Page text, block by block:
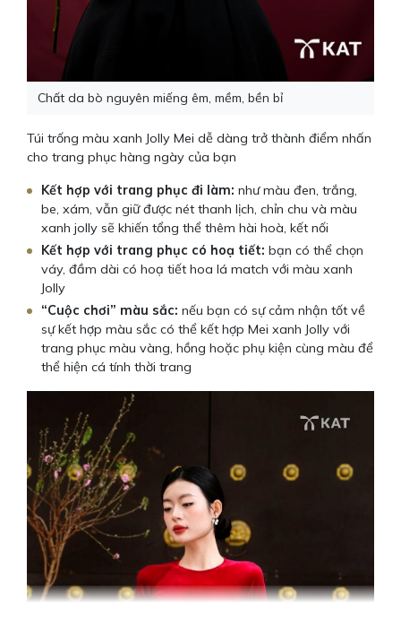
Chất da bò nguyên miếng êm, mềm, bền bỉ
Túi trống màu xanh Jolly Mei dễ dàng trở thành điểm nhấn
cho trang phục hàng ngày của bạn
Kết hợp với trang phục đi làm: như màu đen, trắng,
be, xám, vẫn giữ được nét thanh lịch, chỉn chu và màu
xanh jolly sẽ khiến tổng thể thêm hài hoà, kết nối
Kết hợp với trang phục có hoạ tiết: bạn có thể chọn
váy, đầm dài có hoạ tiết hoa lá match với màu xanh
Jolly
“Cuộc chơi” màu sắc: nếu bạn có sự cảm nhận tốt về
sự kết hợp màu sắc có thể kết hợp Mei xanh Jolly với
trang phục màu vàng, hồng hoặc phụ kiện cùng màu để
thể hiện cá tính thời trang